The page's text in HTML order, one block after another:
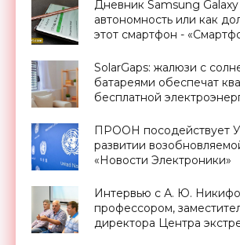
Дневник Samsung
автономность или как
этот смартфон -
SolarGaps: жалюзи с
батареями обеспечат
бесплатной
ПРООН посодействует
развитии
«Новости Электроники»
Интервью с А. Ю.
профессором,
директора Центра